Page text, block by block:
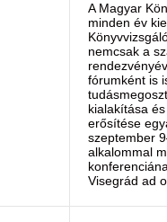
A Magyar
minden év
nemcsak a
fórumként is
kialakítása
erősítése
szeptember
alkalommal
Visegrád ad